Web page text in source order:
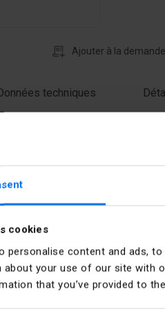
cookies
personalise content and ads,
your use of our site with
that you’ve provided to
Ajouter à la
techniques
pour connecteurs : ZSG 1-4.0N
Argent